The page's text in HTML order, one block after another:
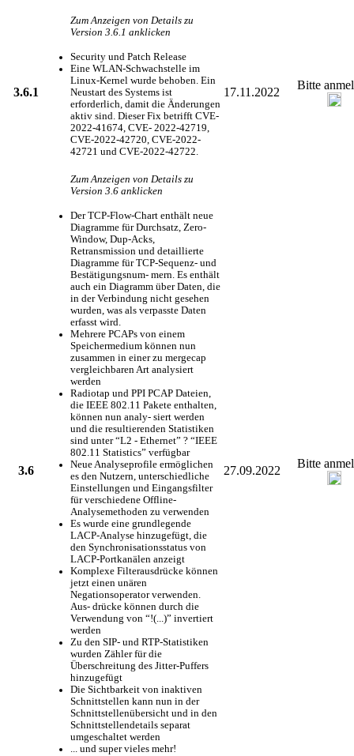
3.6.1
Zum Anzeigen von Details zu
Version 3.6.1 anklicken
Security und Patch Release
Eine WLAN-Schwachstelle im
Linux-Kernel wurde behoben. Ein
Neustart des Systems ist
erforderlich, damit die Änderungen
aktiv sind. Dieser Fix betrifft CVE-
2022-41674, CVE- 2022-42719,
CVE-2022-42720, CVE-2022-
42721 und CVE-2022-42722.
17.11.2022
Bitte
3.6
Zum Anzeigen von Details zu
Version 3.6 anklicken
Der TCP-Flow-Chart enthält neue
Diagramme für Durchsatz, Zero-
Window, Dup-Acks,
Retransmission und detaillierte
Diagramme für TCP-Sequenz- und
Bestätigungsnum- mern. Es enthält
auch ein Diagramm über Daten, die
in der Verbindung nicht gesehen
wurden, was als verpasste Daten
erfasst wird.
Mehrere PCAPs von einem
Speichermedium können nun
zusammen in einer zu mergecap
vergleichbaren Art analysiert
werden
Radiotap und PPI PCAP Dateien,
die IEEE 802.11 Pakete enthalten,
können nun analy- siert werden
und die resultierenden Statistiken
sind unter “L2 - Ethernet” ? “IEEE
802.11 Statistics” verfügbar
Neue Analyseprofile ermöglichen
es den Nutzern, unterschiedliche
Einstellungen und Eingangsfilter
für verschiedene Offline-
Analysemethoden zu verwenden
Es wurde eine grundlegende
LACP-Analyse hinzugefügt, die
den Synchronisationsstatus von
LACP-Portkanälen anzeigt
Komplexe Filterausdrücke können
jetzt einen unären
Negationsoperator verwenden.
Aus- drücke können durch die
Verwendung von “!(...)” invertiert
werden
Zu den SIP- und RTP-Statistiken
wurden Zähler für die
Überschreitung des Jitter-Puffers
hinzugefügt
Die Sichtbarkeit von inaktiven
Schnittstellen kann nun in der
Schnittstellenübersicht und in den
Schnittstellendetails separat
umgeschaltet werden
... und super vieles mehr!
27.09.2022
Bitte